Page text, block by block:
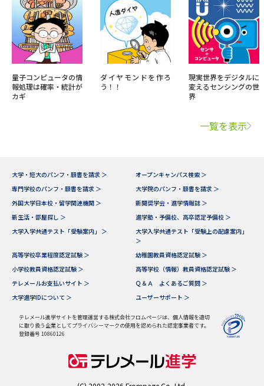
量子コンピュータの情
報処理は確率・統計が
カギ
ダイヤモンドを作ろ
う！！
現実世界をデジタルに
変えるセンシングの世
界
一覧を表示
大学・短大のパンフ・願書を請求 ＞
オープンキャンパス検索 ＞
専門学校のパンフ・願書を請求 ＞
大学院のパンフ・願書を請求 ＞
外国大学日本校・留学関連機関 ＞
新聞奨学会・進学情報誌 ＞
新生活・部屋探し ＞
進学塾・予備校、高卒認定予備校 ＞
大学入学共通テスト「受験案内」 ＞
大学入学共通テスト「受験上の配慮案内」
＞
高等学校卒業程度認定試験 ＞
幼稚園教員資格認定試験 ＞
小学校教員資格認定試験 ＞
高等学校（情報）教員資格認定試験 ＞
テレメールお支払いサイト ＞
Ｑ＆Ａ よくあるご質問 ＞
大学進学IDについて ＞
ユーザーサポート ＞
テレメール進学サイトを管理運営する株式会社フロムページは、個人情報を適切
に取り扱う企業としてプライバシーマークの使用を認められた認定事業者です。
登録番号 10860126